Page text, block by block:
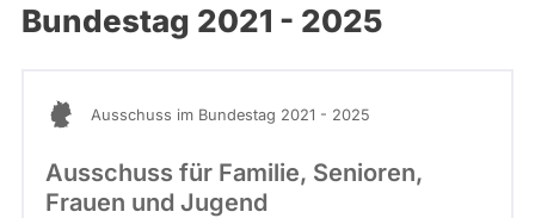
Bundestag 2021 - 2025
Ausschuss im Bundestag 2021 - 2025
Ausschuss für Familie, Senioren,
Frauen und Jugend